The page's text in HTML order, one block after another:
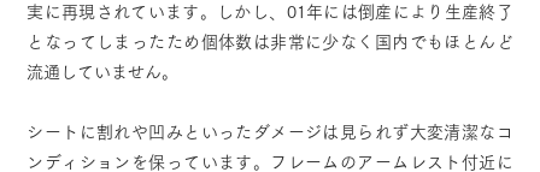
実に再現されています。しかし、01年には倒産により生産終了
となってしまったため個体数は非常に少なく国内でもほとんど
流通していません。
シートに割れや凹みといったダメージは見られず大変清潔なコ
ンディションを保っています。フレームのアームレスト付近に